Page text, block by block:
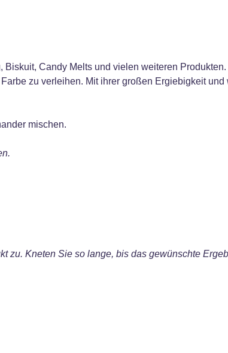
Candy Melts und vielen weiteren
zu verleihen. Mit ihrer großen Ergiebigkeit
mischen.
zu. Kneten Sie so lange, bis das gewünschte